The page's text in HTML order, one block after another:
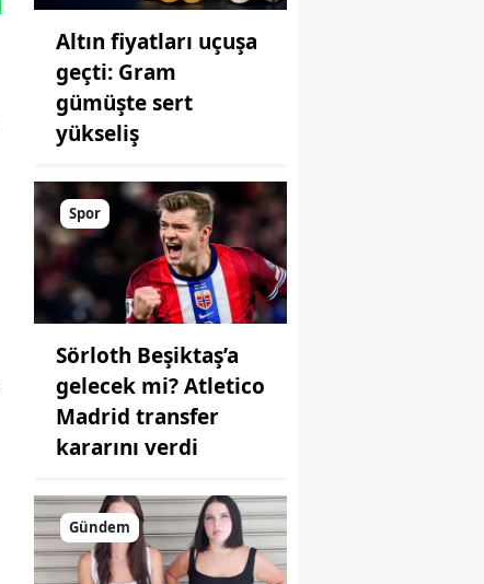
Altın fiyatları uçuşa
geçti: Gram
gümüşte sert
yükseliş
Spor
Sörloth Beşiktaş’a
gelecek mi? Atletico
Madrid transfer
kararını verdi
Gündem